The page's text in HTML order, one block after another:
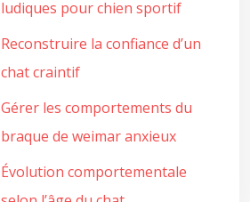
ludiques pour chien sportif
Reconstruire la confiance d’un
chat craintif
Gérer les comportements du
braque de weimar anxieux
Évolution comportementale